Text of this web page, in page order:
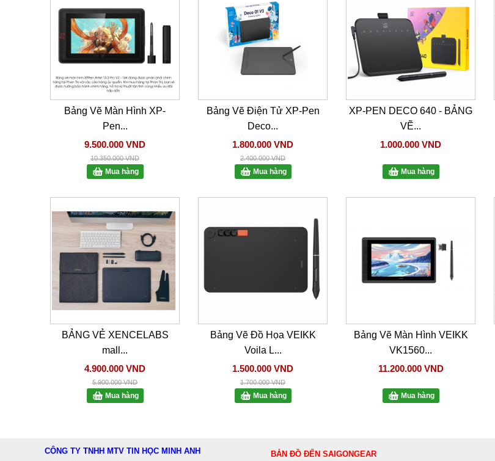
Bảng Vẽ Màn Hình XP-
Pen...
9.500.000 VND
10.350.000 VND
Mua hàng
Bảng Vẽ Điện Tử XP-Pen
Deco...
1.800.000 VND
2.400.000 VND
Mua hàng
XP-PEN DECO 640 - BẢNG
VẼ...
1.000.000 VND
Mua hàng
BẢNG VẺ XENCELABS
mall...
4.900.000 VND
5.900.000 VND
Mua hàng
Bảng Vẽ Đồ Họa VEIKK
Voila L...
1.500.000 VND
1.700.000 VND
Mua hàng
Bảng Vẽ Màn Hình VEIKK
VK1560...
11.200.000 VND
Mua hàng
CÔNG TY TNHH MTV TIN HỌC MINH ANH
BẢN ĐỒ ĐẾN SAIGONGEAR